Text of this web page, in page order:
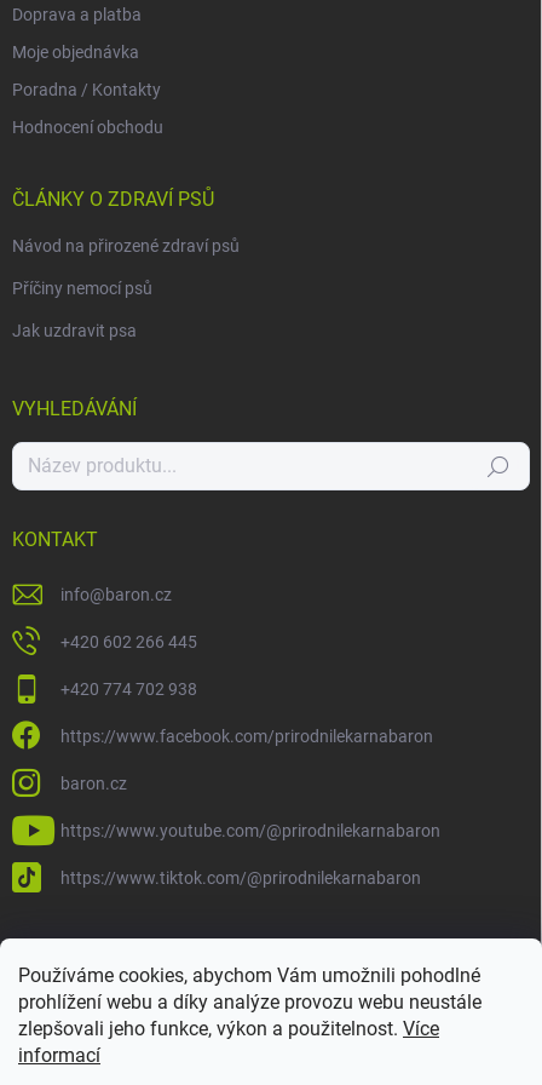
Používáme cookies, abychom Vám umožnili pohodlné
prohlížení webu a díky analýze provozu webu neustále
zlepšovali jeho funkce, výkon a použitelnost. Více
informací
Doprava a platba
Moje objednávka
Poradna / Kontakty
Hodnocení obchodu
ČLÁNKY O ZDRAVÍ PSŮ
Návod na přirozené zdraví psů
Příčiny nemocí psů
Jak uzdravit psa
VYHLEDÁVÁNÍ
Hledat
KONTAKT
info@baron.cz
+420 602 266 445
+420 774 702 938
https://www.facebook.com/prirodnilekarnabaron
baron.cz
https://www.youtube.com/@prirodnilekarnabaron
https://www.tiktok.com/@prirodnilekarnabaron